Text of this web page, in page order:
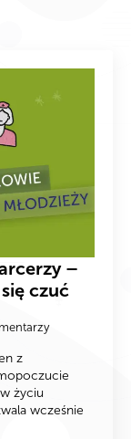
–
czuć
z
życiu
wcześnie